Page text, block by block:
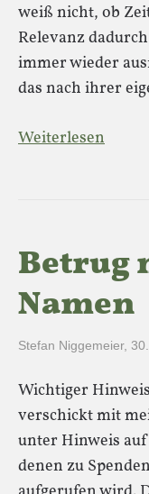
weiß nicht, ob
Relevanz
immer wieder
das nach ihrer
Weiterlesen
Betrug
Namen
Stefan Niggemeier,
Wichtiger
verschickt mit
unter Hinweis
denen zu